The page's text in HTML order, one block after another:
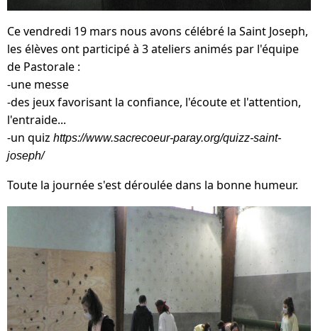
Ce vendredi 19 mars nous avons célébré la Saint Joseph,
les élèves ont participé à 3 ateliers animés par l'équipe
de Pastorale :
-une messe
-des jeux favorisant la confiance, l'écoute et l'attention,
l'entraide...
-un quiz https://www.sacrecoeur-paray.org/quizz-saint-
joseph/
Toute la journée s'est déroulée dans la bonne humeur.